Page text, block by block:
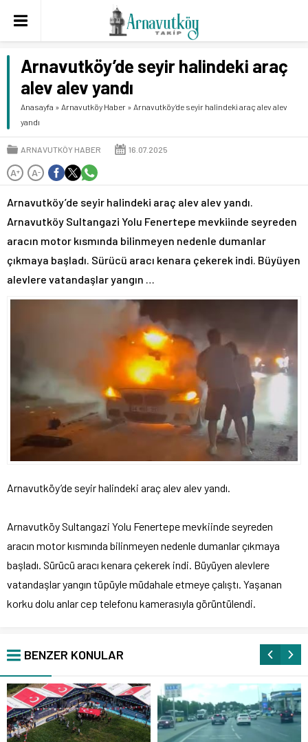
Arnavutköy’de seyir halindeki araç
alev alev yandı
Anasayfa » Arnavutköy Haber » Arnavutköy’de seyir halindeki araç alev alev
yandı
ARNAVUTKÖY HABER 16.07.2025
A+ A-
Arnavutköy’de seyir halindeki araç alev alev yandı.
Arnavutköy Sultangazi Yolu Fenertepe mevkiinde seyreden
aracın motor kısmında bilinmeyen nedenle dumanlar
çıkmaya başladı. Sürücü aracı kenara çekerek indi. Büyüyen
alevlere vatandaşlar yangın …
Arnavutköy’de seyir halindeki araç alev alev yandı.
Arnavutköy Sultangazi Yolu Fenertepe mevkiinde seyreden
aracın motor kısmında bilinmeyen nedenle dumanlar çıkmaya
başladı. Sürücü aracı kenara çekerek indi. Büyüyen alevlere
vatandaşlar yangın tüpüyle müdahale etmeye çalıştı. Yaşanan
korku dolu anlar cep telefonu kamerasıyla görüntülendi.
BENZER KONULAR